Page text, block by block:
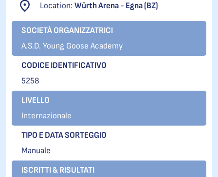
Location: Würth Arena - Egna (BZ)
SOCIETÀ ORGANIZZATRICI
A.S.D. Young Goose Academy
CODICE IDENTIFICATIVO
5258
LIVELLO
Internazionale
TIPO E DATA SORTEGGIO
Manuale
ISCRITTI & RISULTATI